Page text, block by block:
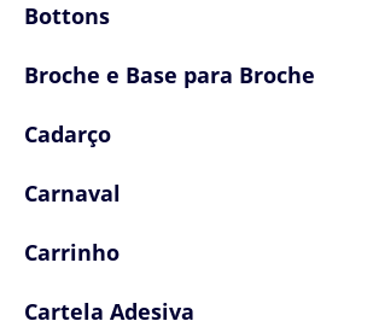
Bottons
Broche e Base para Broche
Cadarço
Carnaval
Carrinho
Cartela Adesiva